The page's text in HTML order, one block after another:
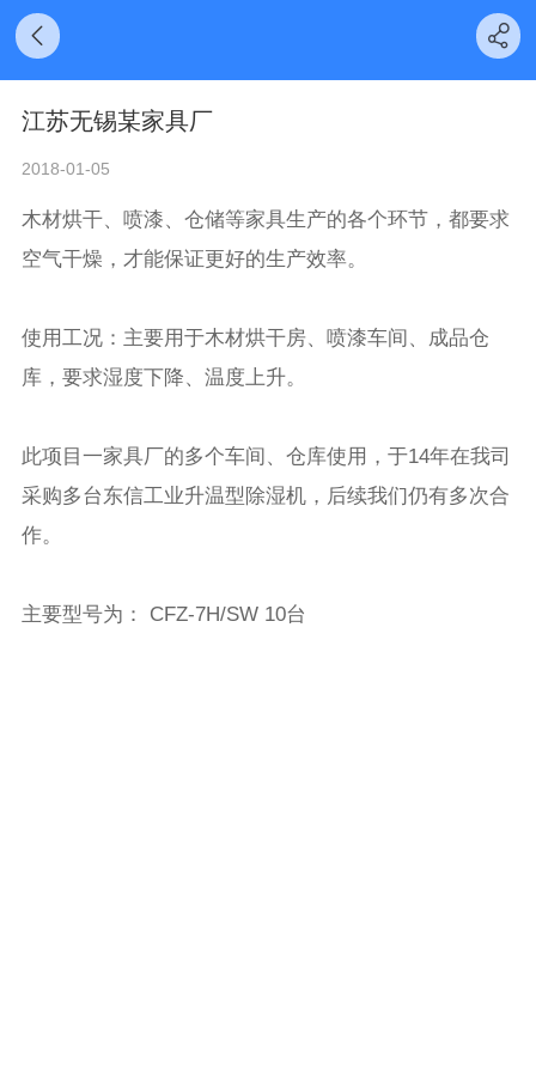
江苏无锡某家具厂
2018-01-05
木材烘干、喷漆、仓储等家具生产的各个环节，都要求
空气干燥，才能保证更好的生产效率。
使用工况：主要用于木材烘干房、喷漆车间、成品仓
库，要求湿度下降、温度上升。
此项目一家具厂的多个车间、仓库使用，于14年在我司
采购多台东信工业升温型除湿机，后续我们仍有多次合
作。
主要型号为： CFZ-7H/SW 10台